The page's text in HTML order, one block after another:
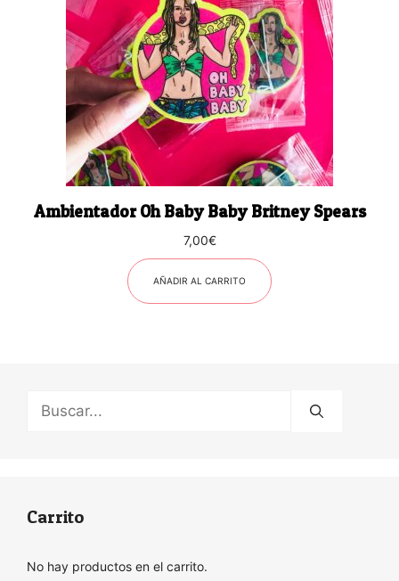
Ambientador Oh Baby Baby Britney Spears
7,00€
AÑADIR AL CARRITO
Buscar:
Carrito
No hay productos en el carrito.